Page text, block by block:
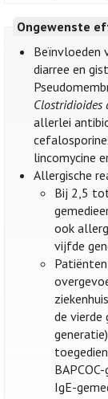
Ongewenste
Beïnvloeden
diarree en
Clostridioides
allerlei
lincomycine
Allergische
Bij 2,5
ook
vijfde
de vierde
IgE-